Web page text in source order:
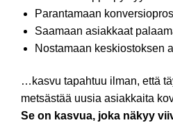
Parantamaan
Saamaan asiakkaat
Nostamaan keskiostoksen
…kasvu tapahtuu ilman, että
metsästää uusia asiakkaita
Se on kasvua, joka näkyy